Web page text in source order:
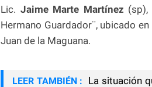
Lic. Jaime Marte Martínez (sp),
Hermano Guardador¨, ubicado
Juan de la Maguana.
LEER TAMBIÉN :
La situación